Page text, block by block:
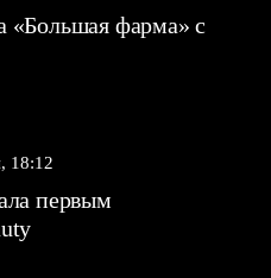
«Большая фарма» с
18:12
первым